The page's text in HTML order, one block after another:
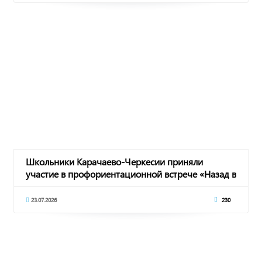
Школьники Карачаево-Черкесии приняли
участие в профориентационной встрече «Назад в
23.07.2026 230